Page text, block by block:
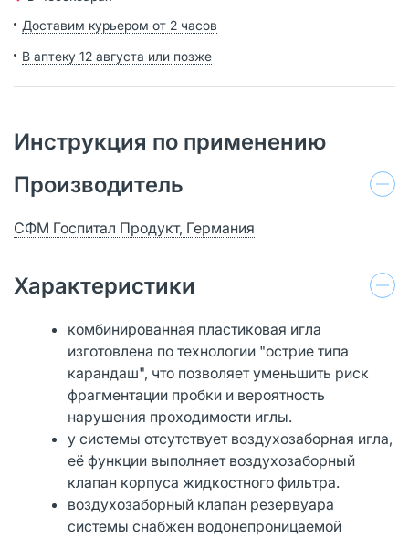
Доставим курьером от 2 часов
В аптеку 12 августа или позже
Инструкция по применению
Производитель
СФМ Госпитал Продукт, Германия
Характеристики
комбинированная пластиковая игла
изготовлена по технологии "острие типа
карандаш", что позволяет уменьшить риск
фрагментации пробки и вероятность
нарушения проходимости иглы.
у системы отсутствует воздухозаборная игла,
её функции выполняет воздухозаборный
клапан корпуса жидкостного фильтра.
воздухозаборный клапан резервуара
системы снабжен водонепроницаемой